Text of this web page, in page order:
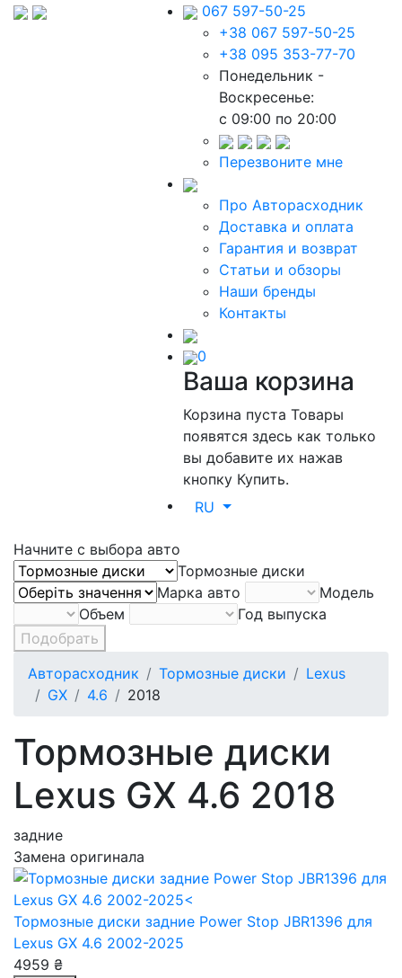
067 597-50-25
+38 067 597-50-25
+38 095 353-77-70
Понедельник -
Воскресенье:
c 09:00 по 20:00
Перезвоните мне
Про Авторасходник
Доставка и оплата
Гарантия и возврат
Статьи и обзоры
Наши бренды
Контакты
0
Ваша корзина
Корзина пустаТовары
появятся здесь как только
вы добавите их нажав
кнопку Купить.
RU
Начните с выбора авто
Тормозные диски
Марка авто
Модель
Объем
Год выпуска
Подобрать
Авторасходник
Тормозные диски
Lexus
GX
4.6 2018
Тормозные диски
Lexus GX 4.6 2018
задние
Замена оригинала
Тормозные диски задние Power Stop JBR1396 для
Lexus GX 4.6 2002-2025
4959 ₴